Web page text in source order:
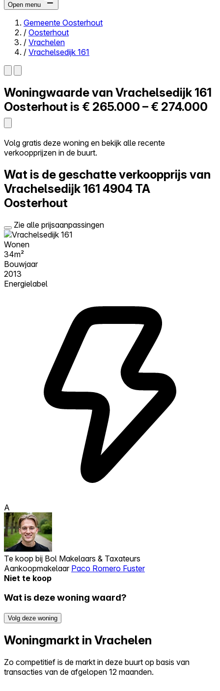
Open menu
Close menu
Zelf kopen
Alles-in-één
Reviews
Log in
Probeer Walter gratis
Gemeente Oosterhout
/ Oosterhout
/ Vrachelen
/ Vrachelsedijk 161
Woningwaarde van Vrachelsedijk 161
Oosterhout is € 265.000 – € 274.000
Volg gratis deze woning en bekijk alle recente
verkoopprijzen in de buurt.
Wat is de geschatte verkoopprijs van
Vrachelsedijk 161 4904 TA
Oosterhout
Zie alle prijsaanpassingen
Wonen
34m²
Bouwjaar
2013
Energielabel
A
Te koop bij Bol Makelaars & Taxateurs
Aankoopmakelaar Paco Romero Fuster
Niet te koop
Wat is deze woning waard?
Volg deze woning
Woningmarkt in Vrachelen
Zo competitief is de markt in deze buurt op basis van
transacties van de afgelopen 12 maanden.